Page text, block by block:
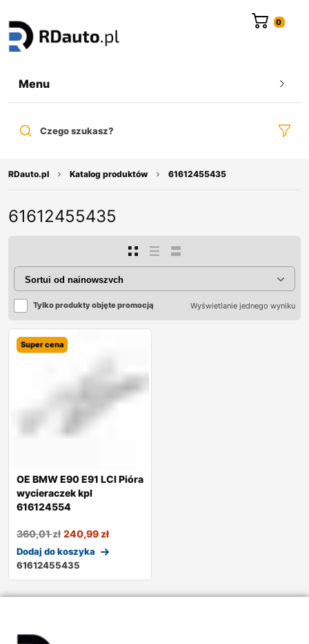
Menu
Czego szukasz?
RDauto.pl Katalog produktów 61612455435
61612455435
Tylko produkty objęte promocją Wyświetlanie jednego wyniku
Super cena
OE BMW E90 E91 LCI Pióra
wycieraczek kpl
616124554
360,01zł 240,99zł
Dodaj do koszyka
61612455435